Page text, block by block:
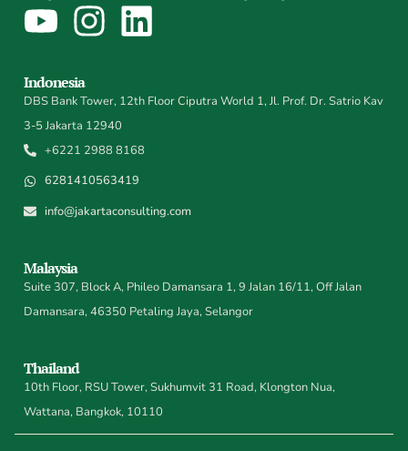
Indonesia
DBS Bank Tower, 12th Floor Ciputra World 1, Jl. Prof. Dr. Satrio Kav
3-5 Jakarta 12940
+6221 2988 8168
6281410563419
info@jakartaconsulting.com
Malaysia
Suite 307, Block A, Phileo Damansara 1, 9 Jalan 16/11, Off Jalan
Damansara, 46350 Petaling Jaya, Selangor
Thailand
10th Floor, RSU Tower, Sukhumvit 31 Road, Klongton Nua,
Wattana, Bangkok, 10110